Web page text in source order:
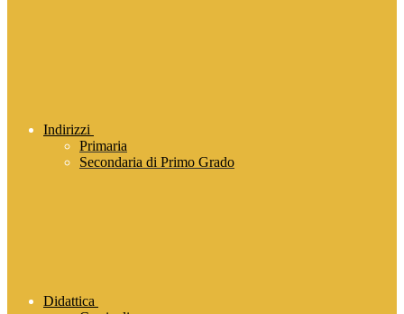
Indirizzi
Primaria
Secondaria di Primo Grado
Didattica